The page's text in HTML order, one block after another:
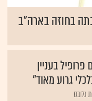
בחוזה בארה"ב
בעניין
גרוע מאוד"